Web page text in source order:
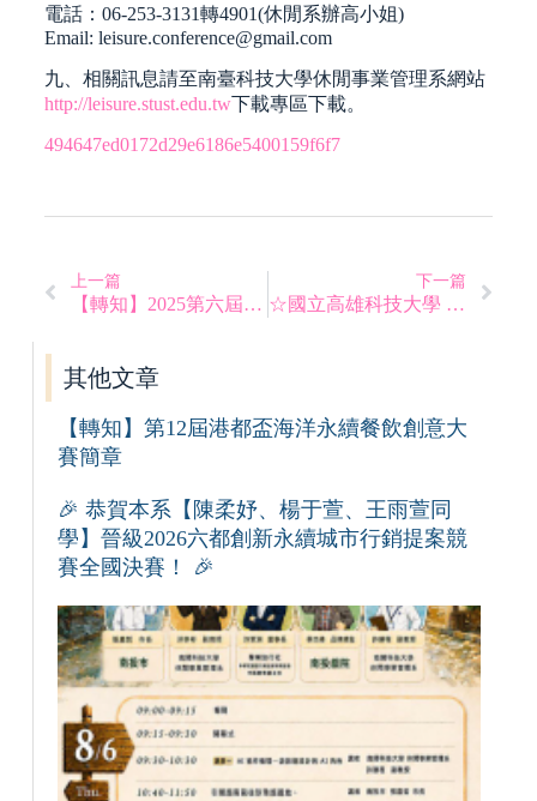
電話：06-253-3131轉4901(休閒系辦高小姐)
Email: leisure.conference@gmail.com
九、相關訊息請至南臺科技大學休閒事業管理系網站
http://leisure.stust.edu.tw下載專區下載。
494647ed0172d29e6186e5400159f6f7
上一篇
【轉知】2025第六屆全國綠色旅遊微電影大賽
下一篇
☆國立高雄科技大學 113學年度第2學期開學須知
其他文章
【轉知】第12屆港都盃海洋永續餐飲創意大
賽簡章
🎉 恭賀本系【陳柔妤、楊于萱、王雨萱同
學】晉級2026六都創新永續城市行銷提案競
賽全國決賽！ 🎉